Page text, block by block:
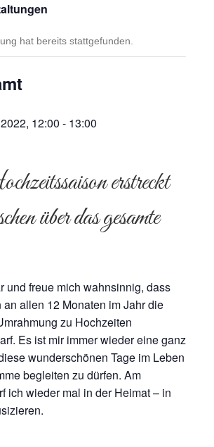
hat bereits stattgefunden.
12:00 - 13:00
erstreckt
über das gesamte
und freue mich wahnsinnig, dass
allen 12 Monaten im Jahr die
zu Hochzeiten
Es ist mir immer wieder eine ganz
wunderschönen Tage im Leben
begleiten zu dürfen. Am
ich wieder mal in der Heimat – in